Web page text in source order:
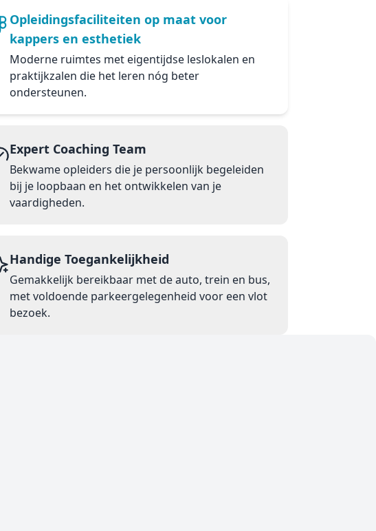
Opleidingsfaciliteiten op maat voor
kappers en esthetiek
Moderne ruimtes met eigentijdse leslokalen en
praktijkzalen die het leren nóg beter
ondersteunen.
Expert Coaching Team
Bekwame opleiders die je persoonlijk begeleiden
bij je loopbaan en het ontwikkelen van je
vaardigheden.
Handige Toegankelijkheid
Gemakkelijk bereikbaar met de auto, trein en bus,
met voldoende parkeergelegenheid voor een vlot
bezoek.
haarverzorging met
van hun carrière.